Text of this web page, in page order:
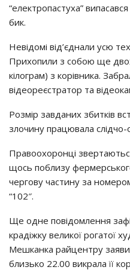
“електропастуха”
бик.
Невідомі від’єднали усю
Прихопили з собою ще
кілограм) з корівника.
відеореєстратор та
Розмір завданих збитків
злочину працювала слідчо-
Правоохоронці
щось поблизу
чергову частину за
“102″.
Ще одне повідомлення
крадіжку великої рогатої
Мешканка райцентру
близько 22.00 викрала її